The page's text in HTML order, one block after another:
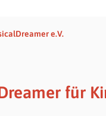
e.V.
für